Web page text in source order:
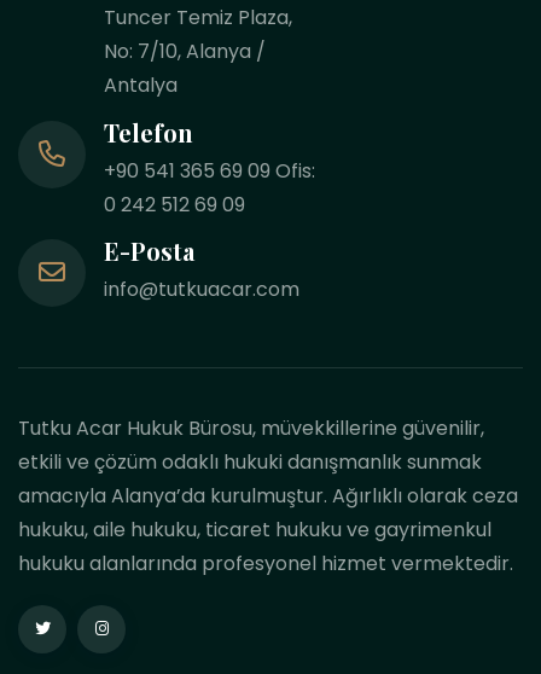
Tuncer Temiz Plaza,
No: 7/10, Alanya /
Antalya
Telefon
+90 541 365 69 09 Ofis:
0 242 512 69 09
E-Posta
info@tutkuacar.com
Tutku Acar Hukuk Bürosu, müvekkillerine güvenilir,
etkili ve çözüm odaklı hukuki danışmanlık sunmak
amacıyla Alanya’da kurulmuştur. Ağırlıklı olarak ceza
hukuku, aile hukuku, ticaret hukuku ve gayrimenkul
hukuku alanlarında profesyonel hizmet vermektedir.